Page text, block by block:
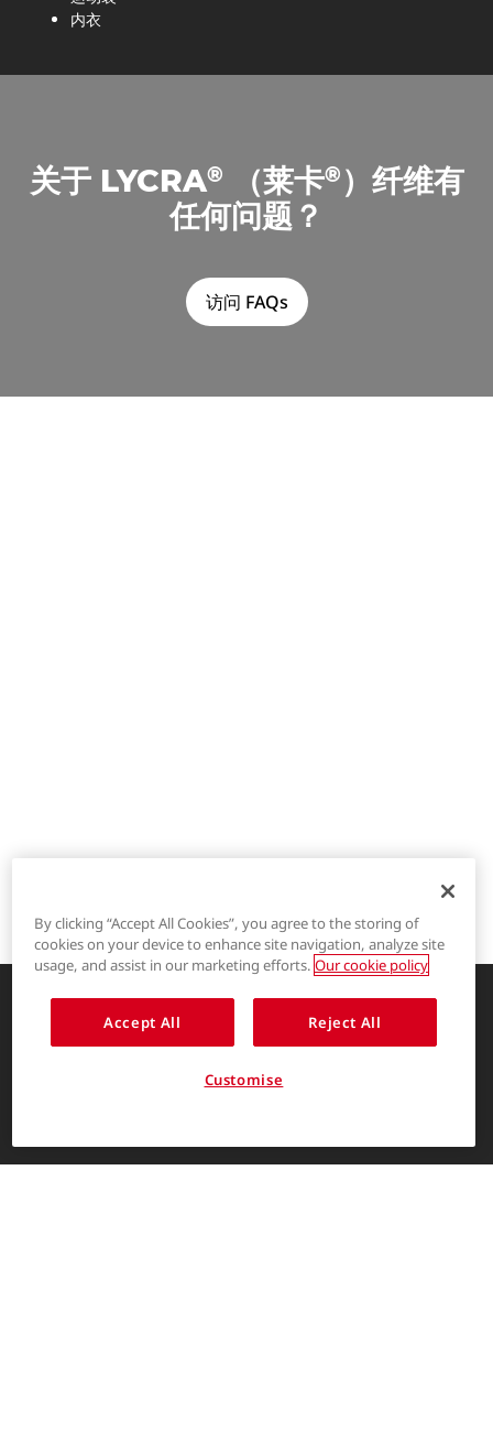
LYCRA®
内衣
关于 LYCRA® （莱卡® ）纤维有
任何问题？
访问 FAQs
创新的服装解决方案，让生活更精彩
By clicking “Accept All Cookies”, you agree to the storing of
cookies on your device to enhance site navigation, analyze site
usage, and assist in our marketing efforts. Our cookie policy
Accept All Reject All
Customise